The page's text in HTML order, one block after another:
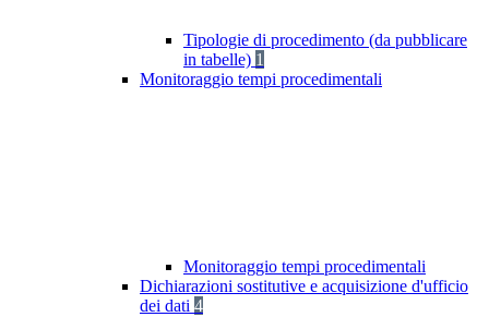
Tipologie di procedimento (da pubblicare
in tabelle) 1
Monitoraggio tempi procedimentali
Monitoraggio tempi procedimentali
Dichiarazioni sostitutive e acquisizione d'ufficio
dei dati 4